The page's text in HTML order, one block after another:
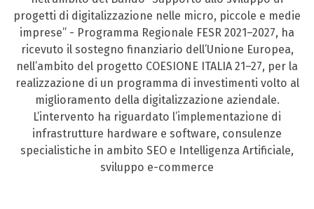
progetti di digitalizzazione nelle micro, piccole e medie
imprese” - Programma Regionale FESR 2021–2027, ha
ricevuto il sostegno finanziario dell’Unione Europea,
nell’ambito del progetto COESIONE ITALIA 21–27, per la
realizzazione di un programma di investimenti volto al
miglioramento della digitalizzazione aziendale.
L’intervento ha riguardato l’implementazione di
infrastrutture hardware e software, consulenze
specialistiche in ambito SEO e Intelligenza Artificiale,
sviluppo e-commerce